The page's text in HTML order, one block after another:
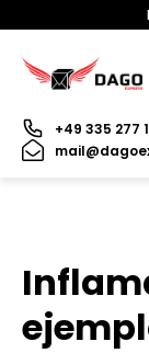
+49 335 277